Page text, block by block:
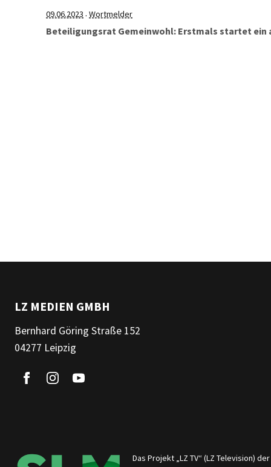
09.06.2023 · Wortmelder
Beteiligungsrat Gemeinwohl: Erstmals startet ein
LZ MEDIEN GMBH
Bernhard Göring Straße 152
04277 Leipzig
Das Projekt „LZ TV“ (LZ Television)